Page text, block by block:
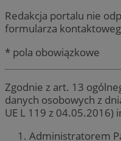
Redakcja portalu nie
formularza
* pola obowiązkowe
Zgodnie z art. 13
danych osobowych z
UE L 119 z 04.05.2016)
Administratorem